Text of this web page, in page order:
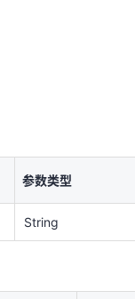
String
参数类型
String